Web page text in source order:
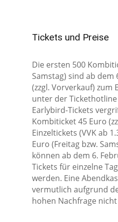
Tickets und Preise
Die ersten 500
Samstag) sind ab dem
(zzgl. Vorverkauf) zum
unter der
Earlybird-Tickets
Kombiticket 45 Euro
Einzeltickets (VVK ab
Euro (Freitag bzw.
können ab dem 6.
Tickets für einzelne
werden. Eine
vermutlich aufgrund
hohen Nachfrage